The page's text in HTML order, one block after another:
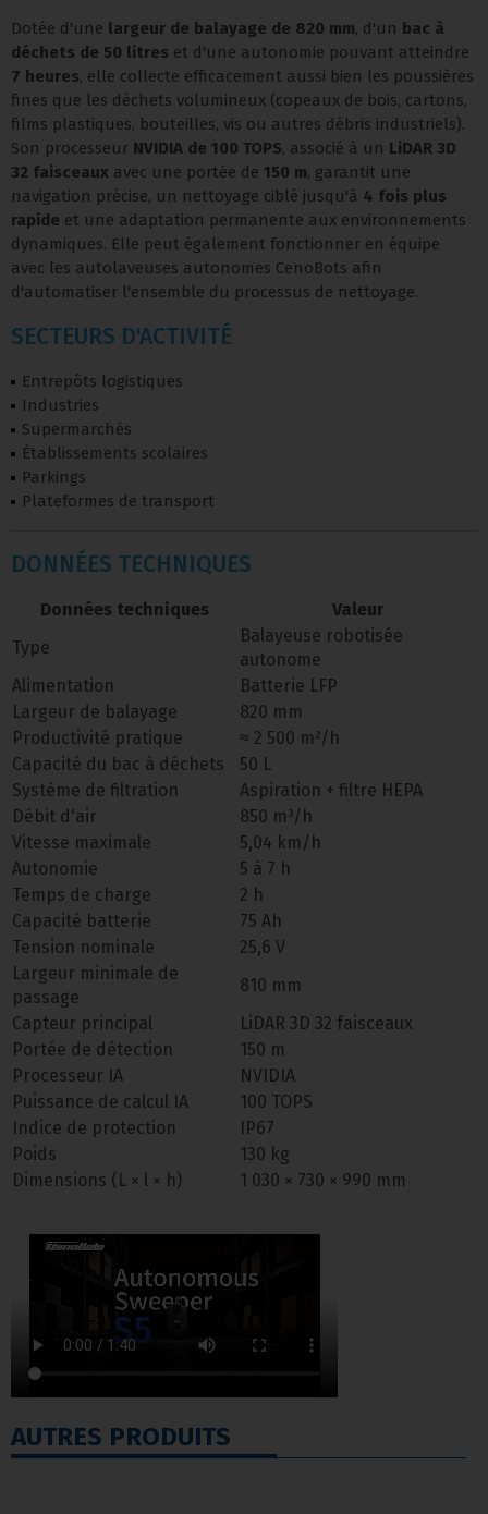
Dotée d'une largeur de balayage de 820 mm, d'un bac à
déchets de 50 litres et d'une autonomie pouvant atteindre
7 heures, elle collecte efficacement aussi bien les poussières
fines que les déchets volumineux (copeaux de bois, cartons,
films plastiques, bouteilles, vis ou autres débris industriels).
Son processeur NVIDIA de 100 TOPS, associé à un LiDAR 3D
32 faisceaux avec une portée de 150 m, garantit une
navigation précise, un nettoyage ciblé jusqu'à 4 fois plus
rapide et une adaptation permanente aux environnements
dynamiques. Elle peut également fonctionner en équipe
avec les autolaveuses autonomes CenoBots afin
d'automatiser l'ensemble du processus de nettoyage.
SECTEURS D'ACTIVITÉ
Entrepôts logistiques
Industries
Supermarchés
Établissements scolaires
Parkings
Plateformes de transport
DONNÉES TECHNIQUES
Données techniques
Valeur
Type
Balayeuse robotisée
autonome
Alimentation
Batterie LFP
Largeur de balayage
820 mm
Productivité pratique
≈ 2 500 m²/h
Capacité du bac à déchets
50 L
Système de filtration
Aspiration + filtre HEPA
Débit d'air
850 m³/h
Vitesse maximale
5,04 km/h
Autonomie
5 à 7 h
Temps de charge
2 h
Capacité batterie
75 Ah
Tension nominale
25,6 V
Largeur minimale de
passage
810 mm
Capteur principal
LiDAR 3D 32 faisceaux
Portée de détection
150 m
Processeur IA
NVIDIA
Puissance de calcul IA
100 TOPS
Indice de protection
IP67
Poids
130 kg
Dimensions (L × l × h)
1 030 × 730 × 990 mm
AUTRES PRODUITS